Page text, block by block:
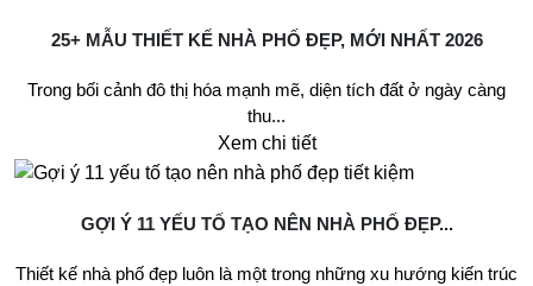
25+ MẪU THIẾT KẾ NHÀ PHỐ ĐẸP, MỚI NHẤT 2026
Trong bối cảnh đô thị hóa mạnh mẽ, diện tích đất ở ngày càng
thu...
Xem chi tiết
GỢI Ý 11 YẾU TỐ TẠO NÊN NHÀ PHỐ ĐẸP...
Thiết kế nhà phố đẹp luôn là một trong những xu hướng kiến trúc